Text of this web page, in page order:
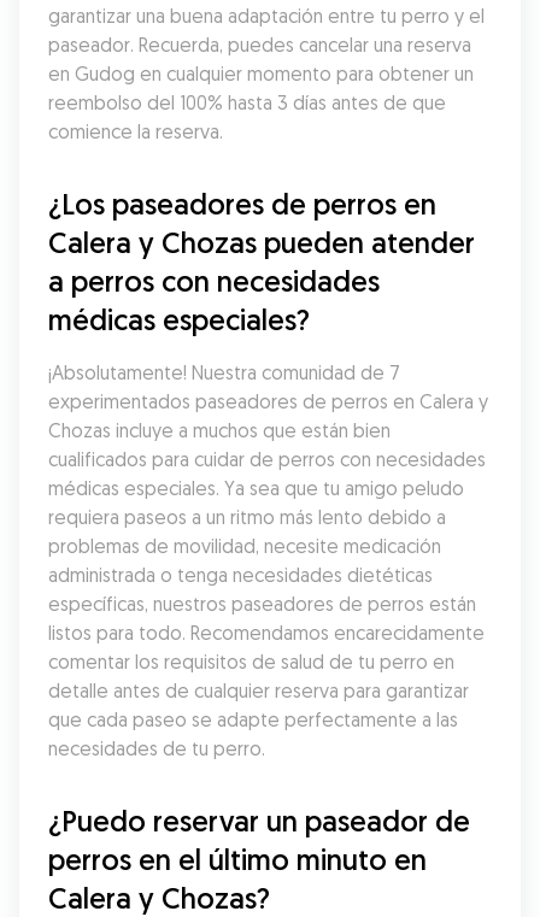
garantizar una buena adaptación entre tu perro y el
paseador. Recuerda, puedes cancelar una reserva
en Gudog en cualquier momento para obtener un
reembolso del 100% hasta 3 días antes de que
comience la reserva.
¿Los paseadores de perros en
Calera y Chozas pueden atender
a perros con necesidades
médicas especiales?
¡Absolutamente! Nuestra comunidad de 7
experimentados paseadores de perros en Calera y
Chozas incluye a muchos que están bien
cualificados para cuidar de perros con necesidades
médicas especiales. Ya sea que tu amigo peludo
requiera paseos a un ritmo más lento debido a
problemas de movilidad, necesite medicación
administrada o tenga necesidades dietéticas
específicas, nuestros paseadores de perros están
listos para todo. Recomendamos encarecidamente
comentar los requisitos de salud de tu perro en
detalle antes de cualquier reserva para garantizar
que cada paseo se adapte perfectamente a las
necesidades de tu perro.
¿Puedo reservar un paseador de
perros en el último minuto en
Calera y Chozas?